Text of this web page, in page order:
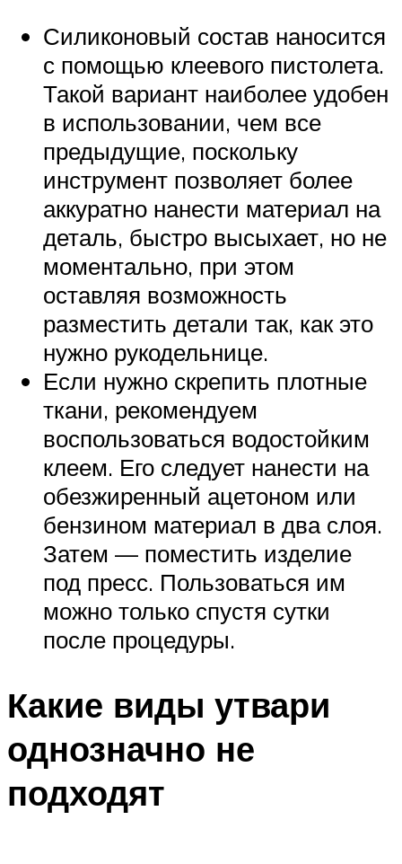
Силиконовый состав наносится
с помощью клеевого пистолета.
Такой вариант наиболее удобен
в использовании, чем все
предыдущие, поскольку
инструмент позволяет более
аккуратно нанести материал на
деталь, быстро высыхает, но не
моментально, при этом
оставляя возможность
разместить детали так, как это
нужно рукодельнице.
Если нужно скрепить плотные
ткани, рекомендуем
воспользоваться водостойким
клеем. Его следует нанести на
обезжиренный ацетоном или
бензином материал в два слоя.
Затем — поместить изделие
под пресс. Пользоваться им
можно только спустя сутки
после процедуры.
Какие виды утвари
однозначно не
подходят